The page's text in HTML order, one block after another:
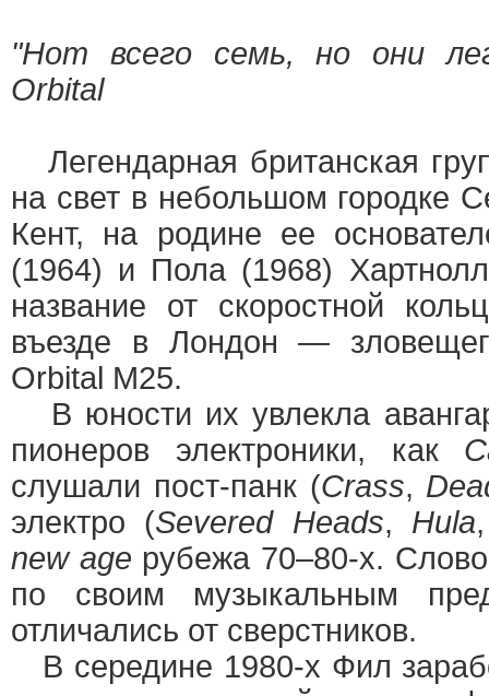
"Нот всего семь, но они
Orbital
Легендарная британская
на свет в небольшом городке
Кент, на родине ее
(1964) и Пола (1968)
название от скоростной
въезде в Лондон —
Orbital M25.
В юности их увлекла
пионеров электроники, как
слушали пост-панк (Crass,
электро (Severed Heads, Hula,
new age рубежа 70–80-х.
по своим музыкальным
отличались от сверстников.
В середине 1980-х Фил